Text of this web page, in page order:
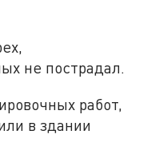
не пострадал.
работ,
в здании